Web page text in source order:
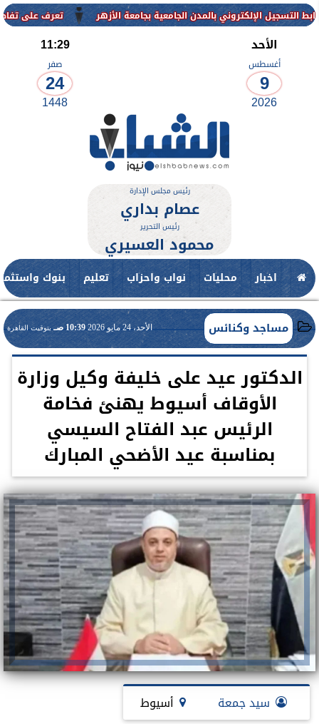
تعرف على تفاصيل وشروط بالمدن الجامعية بجامعة الأزهر
الأحد
أغسطس
9
2026
11:29
صفر
24
1448
رئيس مجلس الإدارة
عصام بداري
رئيس التحرير
محمود العسيري
اخبار محليات نواب واحزاب تعليم بنوك
مساجد وكنائس الأحد، 24 مايو 2026 10:39 صـ بتوقيت القاهرة
الدكتور عيد على خليفة وكيل وزارة
الأوقاف أسيوط يهنئ فخامة
الرئيس عبد الفتاح السيسي
بمناسبة عيد الأضحي المبارك
سيد جمعة أسيوط